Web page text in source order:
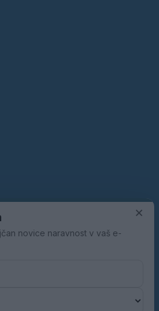
×
novice naravnost v vaš e-